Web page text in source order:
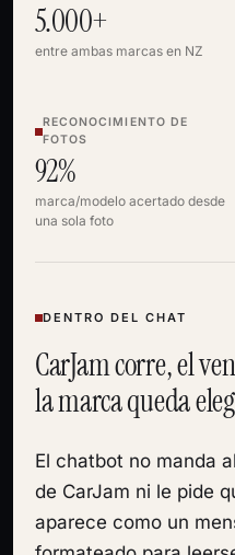
5.000+
entre ambas marcas en NZ
RECONOCIMIENTO DE
FOTOS
92%
marca/modelo acertado desde
una sola foto
DENTRO DEL CHAT
CarJam corre, el
la marca queda
El chatbot no manda
de CarJam ni le pide
aparece como un